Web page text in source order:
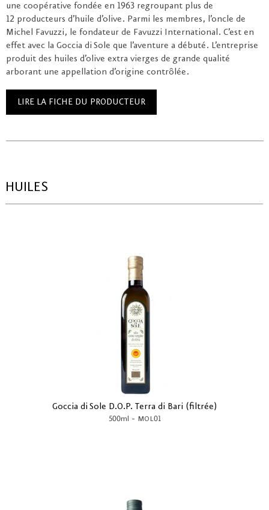
une coopérative fondée en 1963 regroupant plus de
12 producteurs d’huile d’olive. Parmi les membres, l’oncle de
Michel Favuzzi, le fondateur de Favuzzi International. C’est en
effet avec la Goccia di Sole que l’aventure a débuté. L’entreprise
produit des huiles d’olive extra vierges de grande qualité
arborant une appellation d’origine contrôlée.
LIRE LA FICHE DU PRODUCTEUR
HUILES
Goccia di Sole D.O.P. Terra di Bari (filtrée)
500ml - MOL01